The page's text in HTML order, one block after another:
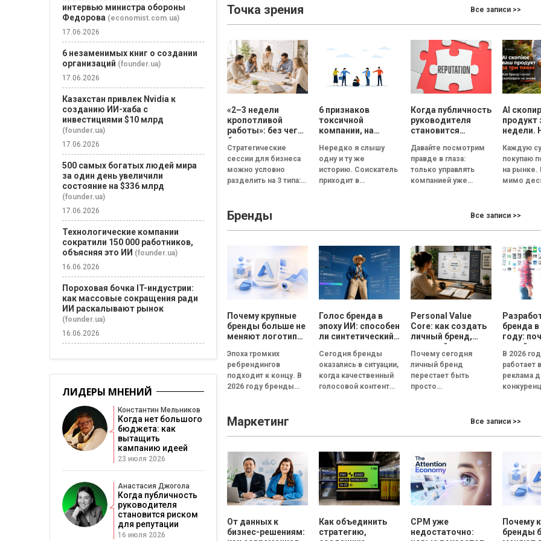
Точка зрения Все записи >>
«2–3 недели
кропотливой
работы»: без чего
бизнесу нет
смысла
проводить
стратегическую
сессию
Стратегические
сессии для бизнеса
можно условно
разделить на 3 типа:
трансформационная.
Неудачная — это
6 признаков
токсичной
компании, на
обратить
внимание на
собеседовании
Нередко я слышу
одну и ту же
историю. Соискатель
приходит в
Когда публичность
руководителя
становится
репутации
Давайте посмотрим
правде в глаза:
только управлять
компанией уже
должен стать лицом
людей...
AI
продукт
недели.
сможет
Каждую
покупаю
на рынке.
мимо
примерно
похожий...
Бренды Все записи >>
Почему крупные
бренды больше не
меняют логотипы
Эпоха громких
ребрендингов
подходит к концу. В
2026 году бренды
новые логотипы, а в
узнаваемые...
Голос бренда в
эпоху ИИ: способен
ли синтетический
эмоции и внушить
доверие, или все
бренды вскоре
будут звучать
Сегодня бренды
оказались в ситуации,
когда качественный
голосовой контент
правильные паузы и...
Personal Value
Core: как создать
личный бренд,
который
способствует
выбору, доверию и
статусу
Почему сегодня
личный бренд
перестает быть
просто
медийных личностей
профессионального
выбора, доверия и
личностного...
бренда в
году:
дизайн
рекламы
В 2026
работает
реклама
Маркетинг Все записи >>
От данных к
бизнес-решениям:
Как объединить
стратегию,
CPM уже
недостаточно:
Почему
бренды
интервью министра обороны
Федорова (economist.com.ua)
17.06.2026
6 незаменимых книг о создании
организаций (founder.ua)
17.06.2026
Казахстан привлек Nvidia к
созданию ИИ-хаба с
инвестициями $10 млрд
(founder.ua)
17.06.2026
500 самых богатых людей мира
за один день увеличили
состояние на $336 млрд
(founder.ua)
17.06.2026
Технологические компании
сократили 150 000 работников,
объясняя это ИИ (founder.ua)
16.06.2026
Пороховая бочка IT-индустрии:
как массовые сокращения ради
ИИ раскалывают рынок
(founder.ua)
16.06.2026
ЛИДЕРЫ МНЕНИЙ
Константин Мельников
Когда нет большого
бюджета: как
вытащить
кампанию идеей
23 июля 2026
Анастасия Джогола
Когда публичность
руководителя
становится риском
для репутации
16 июля 2026